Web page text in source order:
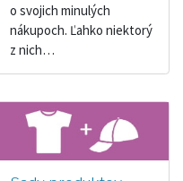
o svojich minulých
nákupoch. Ľahko niektorý
z nich…